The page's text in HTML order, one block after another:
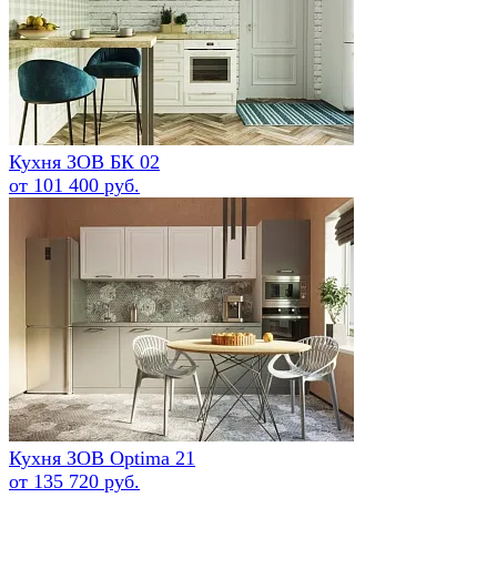
Кухня ЗОВ БК 02
от 101 400 руб.
Кухня ЗОВ Optima 21
от 135 720 руб.